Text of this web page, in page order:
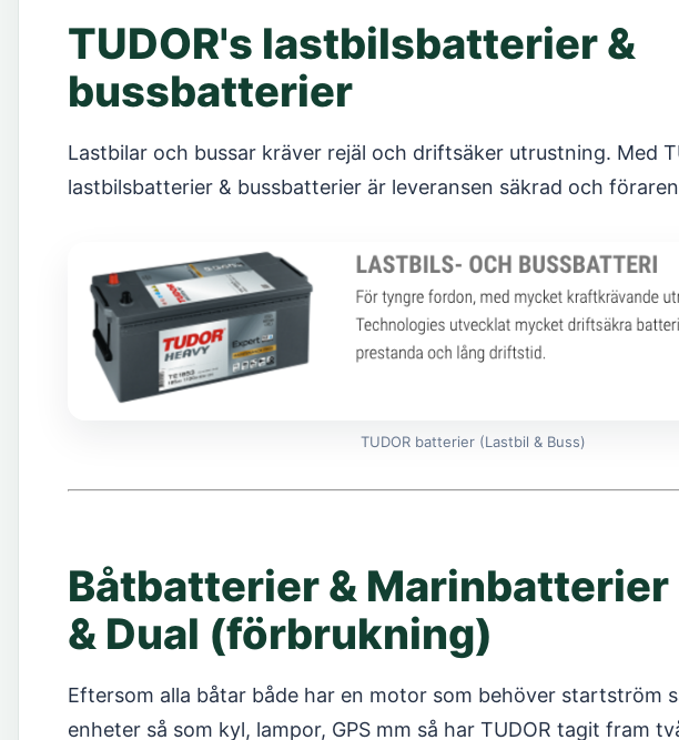
TUDOR's lastbilsbatterier &
bussbatterier
Lastbilar och bussar kräver rejäl och driftsäker utrustning. Med
lastbilsbatterier & bussbatterier är leveransen säkrad och
TUDOR batterier (Lastbil & Buss)
Båtbatterier &
& Dual (förbrukning)
Eftersom alla båtar både har en motor som behöver startström
enheter så som kyl, lampor, GPS mm så har TUDOR tagit fram